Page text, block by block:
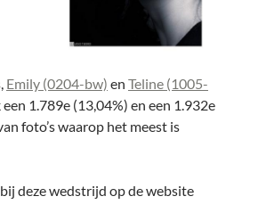
Emily (0204-bw) en Teline (1005-
1.789e (13,04%) en een 1.932e
foto’s waarop het meest is
deze wedstrijd op de website